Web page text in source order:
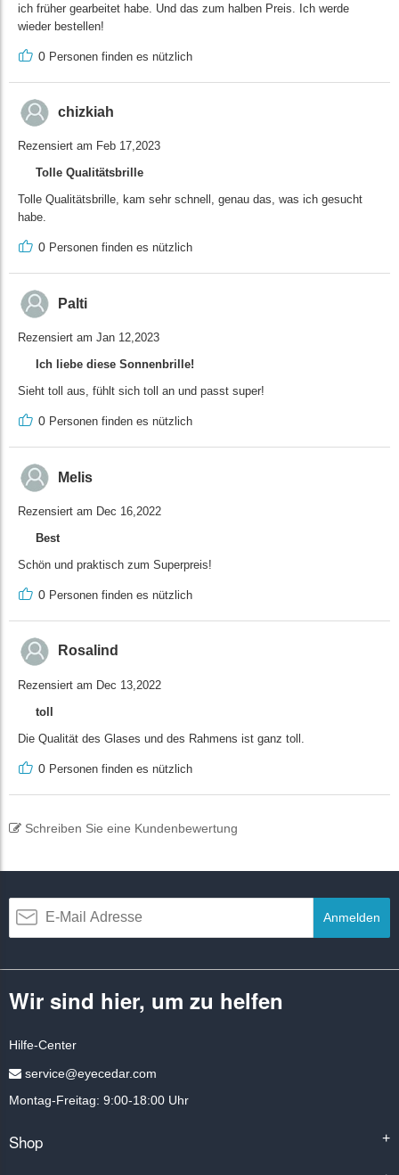
ich früher gearbeitet habe. Und das zum halben Preis. Ich werde
wieder bestellen!
0 Personen finden es nützlich
chizkiah
Rezensiert am Feb 17,2023
Tolle Qualitätsbrille
Tolle Qualitätsbrille, kam sehr schnell, genau das, was ich gesucht
habe.
0 Personen finden es nützlich
Palti
Rezensiert am Jan 12,2023
Ich liebe diese Sonnenbrille!
Sieht toll aus, fühlt sich toll an und passt super!
0 Personen finden es nützlich
Melis
Rezensiert am Dec 16,2022
Best
Schön und praktisch zum Superpreis!
0 Personen finden es nützlich
Rosalind
Rezensiert am Dec 13,2022
toll
Die Qualität des Glases und des Rahmens ist ganz toll.
0 Personen finden es nützlich
Schreiben Sie eine Kundenbewertung
Anmelden
Wir sind hier, um zu helfen
Hilfe-Center
service@eyecedar.com
Montag-Freitag: 9:00-18:00 Uhr
Shop +